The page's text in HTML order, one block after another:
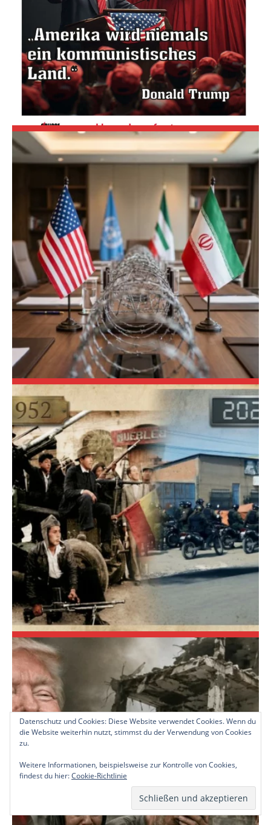
Datenschutz und Cookies: Diese Website verwendet Cookies. Wenn du
die Website weiterhin nutzt, stimmst du der Verwendung von Cookies
zu.
Weitere Informationen, beispielsweise zur Kontrolle von Cookies,
findest du hier:Cookie-Richtlinie